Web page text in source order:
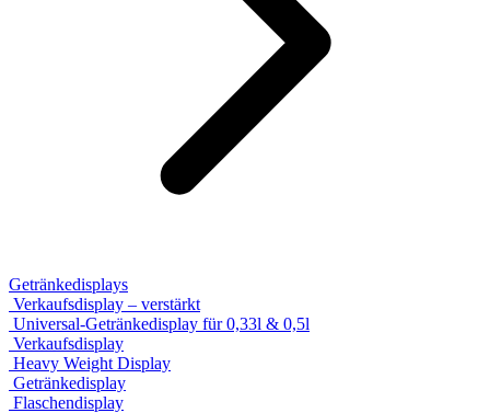
Getränkedisplays
Verkaufsdisplay – verstärkt
Universal-Getränkedisplay für 0,33l & 0,5l
Verkaufsdisplay
Heavy Weight Display
Getränkedisplay
Flaschendisplay